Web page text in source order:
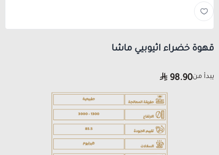
قهوة خضراء اثيوبيي ماشا
يبدأ من98.90